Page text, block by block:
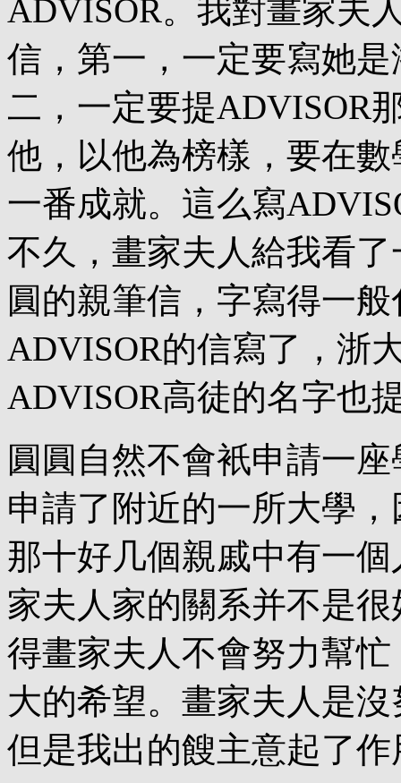
ADVISOR。我對畫家夫
信，第一，一定要寫她
二，一定要提ADVISOR
他，以他為榜樣，要在數
一番成就。這么寫
不久，畫家夫人給我看了
圓的親筆信，字寫得一
ADVISOR的信寫了，浙
ADVISOR高徒的名字也
圓圓自然不會衹申請一
申請了附近的一所大學，
那十好几個親戚中有一
家夫人家的關系并不是很
得畫家夫人不會努力幫
大的希望。畫家夫人是沒
但是我出的餿主意起了